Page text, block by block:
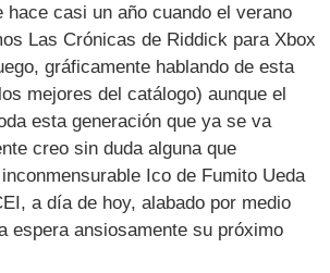
hace casi un año cuando el verano
Las Crónicas de Riddick para Xbox
gráficamente hablando de esta
mejores del catálogo) aunque el
esta generación que ya se va
creo sin duda alguna que
Ico de Fumito Ueda
a día de hoy, alabado por medio
espera ansiosamente su próximo